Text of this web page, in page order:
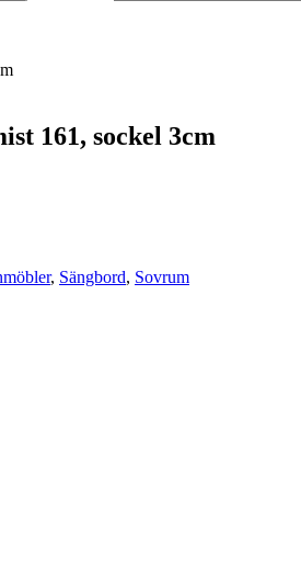
161, sockel 3cm
, Sängbord, Sovrum